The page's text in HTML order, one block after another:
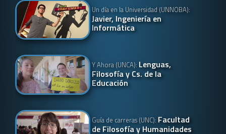
Un día en la Universidad (UNNOBA):
Javier, Ingeniería en
Informática
Y Ahora (UNCA): Lenguas,
Filosofía y Cs. de la
Educación
Guía de carreras (UNC): Facultad
de Filosofía y Humanidades